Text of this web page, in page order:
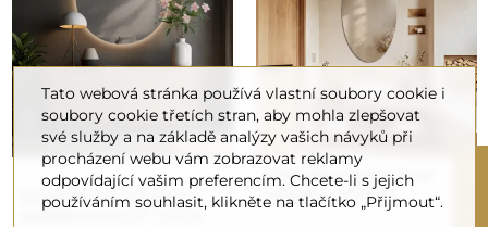
Koupelnové zrcadlo s
osvětlením ELIF LED II
Eliptické koupelnové
zrcadlo - ELIPSA
Tato webová stránka používá vlastní soubory cookie i
soubory cookie třetích stran, aby mohla zlepšovat
své služby a na základě analýzy vašich návyků při
procházení webu vám zobrazovat reklamy
odpovídající vašim preferencím. Chcete-li s jejich
používáním souhlasit, klikněte na tlačítko „Přijmout“.